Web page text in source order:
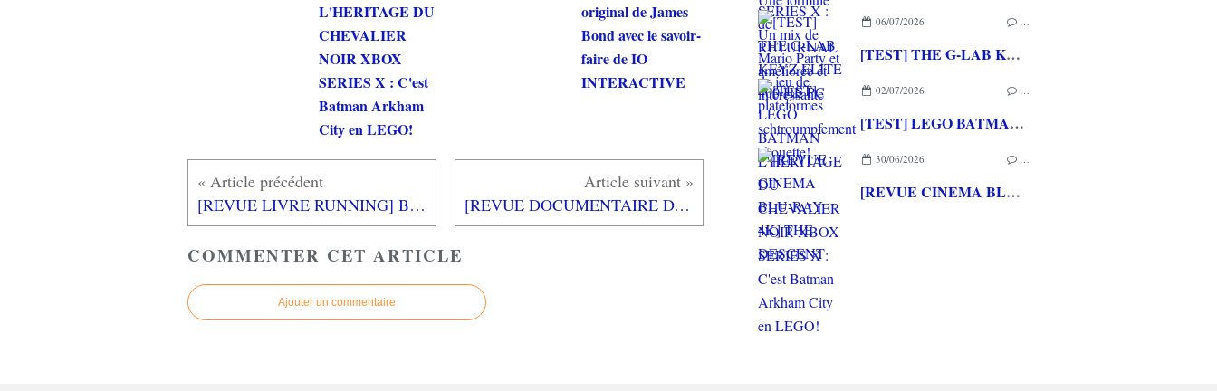
L'HERITAGE DU
CHEVALIER
NOIR XBOX
SERIES X : C'est
Batman Arkham
City en LEGO!
original de James
Bond avec le savoir-
faire de IO
INTERACTIVE
[REVUE LIVRE RUNNING] BIEN CHOISIR SES CHAUSSURES DE RUNNING d'Eric BEAUVAL aux éditions @mphora [REVUE DOCUMENTAIRE DVD] "McLAREN, l’homme derrière la légende"
COMMENTER CET ARTICLE
Ajouter un commentaire
06/07/2026 …
[TEST] THE G-LAB KEYZ ELITE 400 HE PC
02/07/2026 …
[TEST] LEGO BATMAN L'HERITAGE DU CHEVALIER NOIR XBOX SERIES X : C'est Batman Arkham City en LEGO!
30/06/2026 …
[REVUE CINEMA BLU-RAY 4K] THE DESCENT